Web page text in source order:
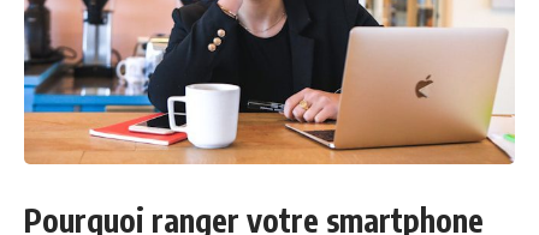
Pourquoi ranger votre smartphone